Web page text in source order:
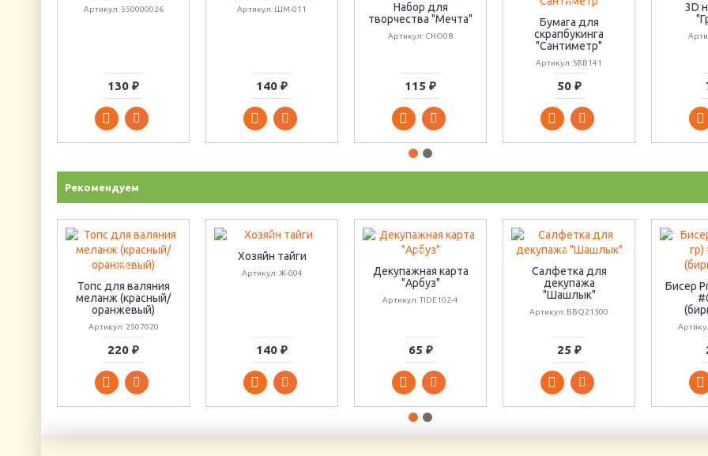
Артикул: 550000026
130 ₽
Артикул: ШМ-011
140 ₽
Набор для
творчества "Мечта"
Артикул: CHO08
115 ₽
Бумага для
скрапбукинга
"Сантиметр"
Артикул: SBB141
50 ₽
3D
Рекомендуем
Топс для валяния
меланж (красный/
оранжевый)
Артикул: 2507020
220 ₽
Хозяйн тайги
Артикул: Ж-004
140 ₽
Декупажная карта
"Арбуз"
Артикул: TIDE102-4
65 ₽
Салфетка для
декупажа
"Шашлык"
Артикул: BBQ21300
25 ₽
Бисер